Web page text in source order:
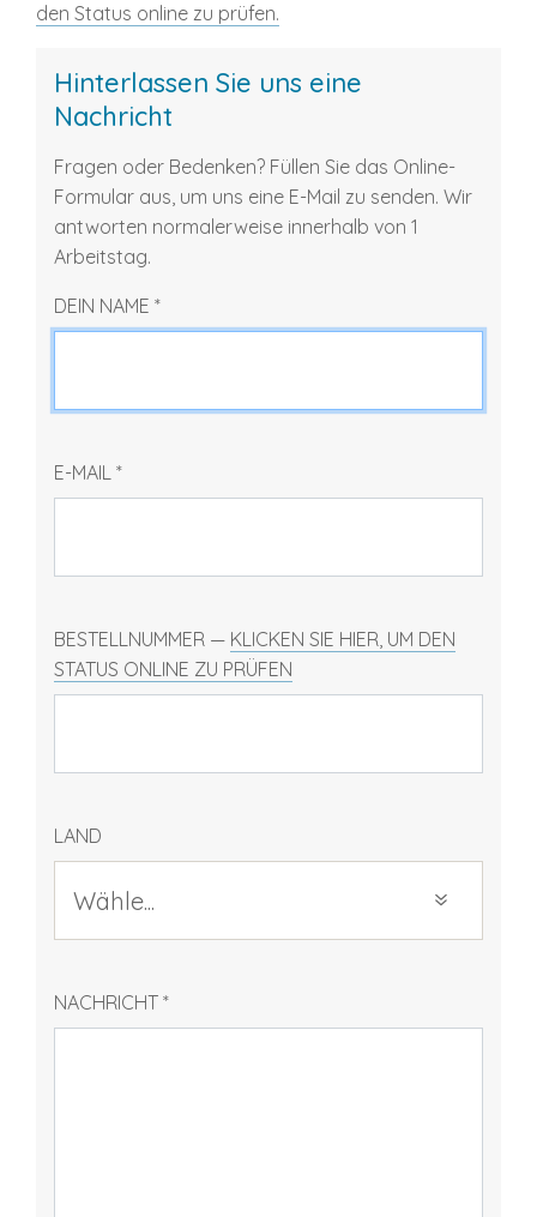
den Status online zu prüfen.
Hinterlassen Sie uns eine
Nachricht
Fragen oder Bedenken? Füllen Sie das Online-
Formular aus, um uns eine E-Mail zu senden. Wir
antworten normalerweise innerhalb von 1
Arbeitstag.
DEIN NAME *
E-MAIL *
BESTELLNUMMER — KLICKEN SIE HIER, UM DEN
STATUS ONLINE ZU PRÜFEN
LAND
NACHRICHT *